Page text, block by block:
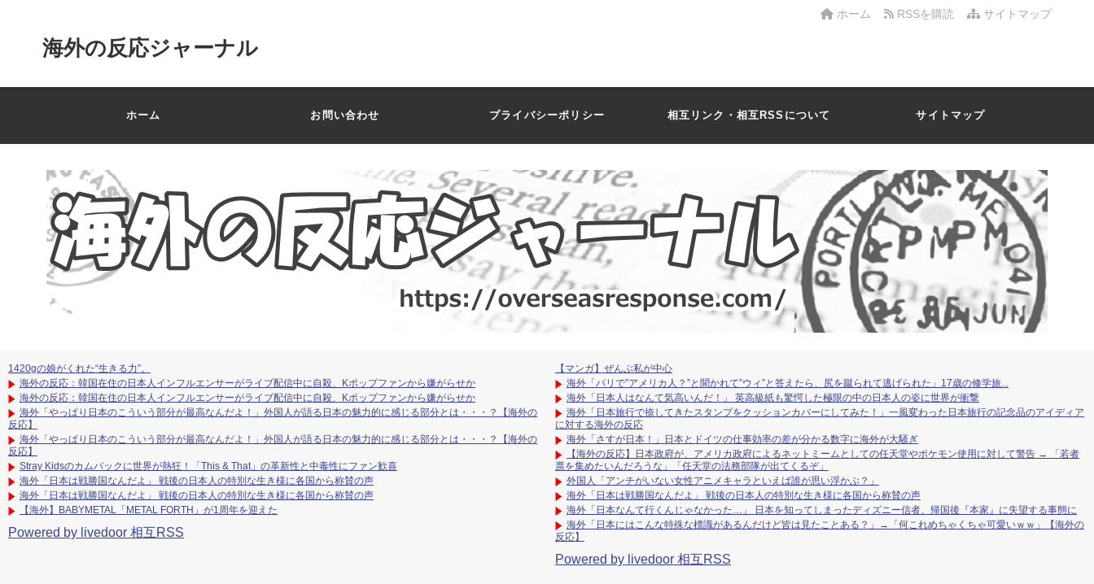
サイトマップ
RSSを購読
ホーム
海外の反応ジャーナル
ホーム お問い合わせ プライバシーポリシー 相互リンク・相互RSSについて サイトマップ
1420gの娘がくれた“生きる力”。
海外の反応：韓国在住の日本人インフルエンサーがライブ配信中に自殺、Kポップファンから嫌がらせか
海外の反応：韓国在住の日本人インフルエンサーがライブ配信中に自殺、Kポップファンから嫌がらせか
海外「やっぱり日本のこういう部分が最高なんだよ！」外国人が語る日本の魅力的に感じる部分とは・・・？【海外の
反応】
海外「やっぱり日本のこういう部分が最高なんだよ！」外国人が語る日本の魅力的に感じる部分とは・・・？【海外の
反応】
Stray Kidsのカムバックに世界が熱狂！「This & That」の革新性と中毒性にファン歓喜
海外「日本は戦勝国なんだよ」 戦後の日本人の特別な生き様に各国から称賛の声
海外「日本は戦勝国なんだよ」 戦後の日本人の特別な生き様に各国から称賛の声
【海外】BABYMETAL「METAL FORTH」が1周年を迎えた
Powered by livedoor 相互RSS
【マンガ】ぜんぶ私が中心
海外「パリで”アメリカ人？”と聞かれて”ウィ”と答えたら、尻を蹴られて逃げられた」17歳の修学旅...
海外「日本人はなんて気高いんだ！」 英高級紙も驚愕した極限の中の日本人の姿に世界が衝撃
海外「日本旅行で捺してきたスタンプをクッションカバーにしてみた！」一風変わった日本旅行の記念品のアイディア
に対する海外の反応
海外「さすが日本！」日本とドイツの仕事効率の差が分かる数字に海外が大騒ぎ
【海外の反応】日本政府が、アメリカ政府によるネットミームとしての任天堂やポケモン使用に対して警告 → 「若者
票を集めたいんだろうな」「任天堂の法務部隊が出てくるぞ」
外国人「アンチがいない女性アニメキャラといえば誰が思い浮かぶ？」
海外「日本は戦勝国なんだよ」 戦後の日本人の特別な生き様に各国から称賛の声
海外「日本なんて行くんじゃなかった…」 日本を知ってしまったディズニー信者、帰国後『本家』に失望する事態に
海外「日本にはこんな特殊な標識があるんだけど皆は見たことある？」→「何これめちゃくちゃ可愛いｗｗ」【海外の
反応】
Powered by livedoor 相互RSS